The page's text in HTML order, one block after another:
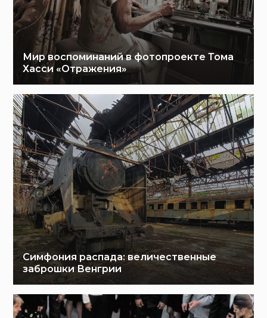
Мир воспоминаний в фотопроекте Тома
Хасси «Отражения»
Симфония распада: величественные
заброшки Венгрии